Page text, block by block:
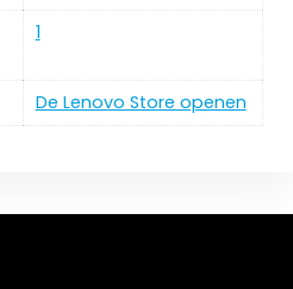
1
De Lenovo Store openen